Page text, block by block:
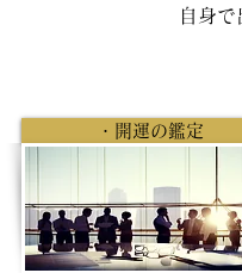
自身
・開運の鑑定